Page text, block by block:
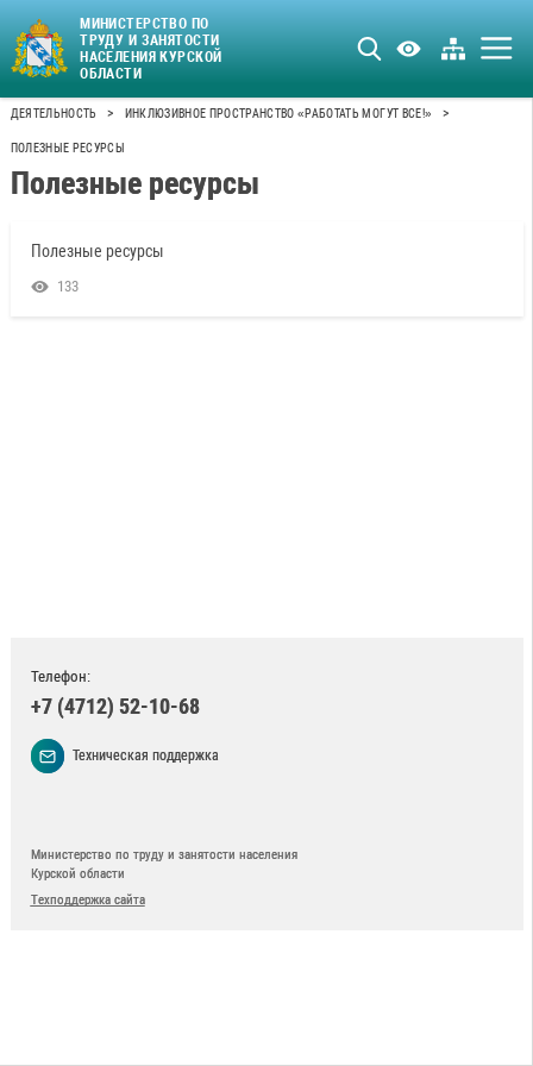
МИНИСТЕРСТВО ПО
ТРУДУ И ЗАНЯТОСТИ
НАСЕЛЕНИЯ КУРСКОЙ
ОБЛАСТИ
ДЕЯТЕЛЬНОСТЬ > ИНКЛЮЗИВНОЕ ПРОСТРАНСТВО «РАБОТАТЬ МОГУТ ВСЕ!» >
ПОЛЕЗНЫЕ РЕСУРСЫ
Полезные ресурсы
Полезные ресурсы
133
Телефон:
+7 (4712) 52-10-68
Техническая поддержка
Министерство по труду и занятости населения
Курской области
Техподдержка сайта